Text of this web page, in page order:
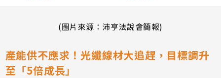
(圖片來源：沛亨法說會簡報)
產能供不應求！光纖線材大追趕，目標調升
至「5倍成長」